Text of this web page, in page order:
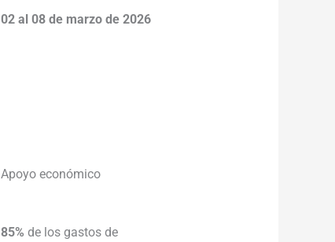
02 al 08 de marzo de 2026
Apoyo económico
85% de los gastos de